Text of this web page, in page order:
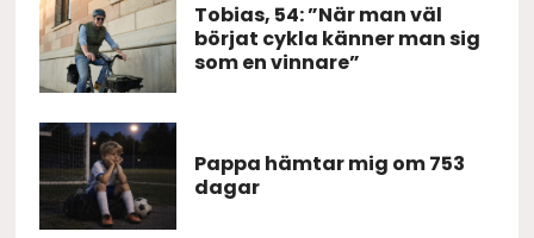
Tobias, 54: ”När man väl
börjat cykla känner man sig
som en vinnare”
Pappa hämtar mig om 753
dagar